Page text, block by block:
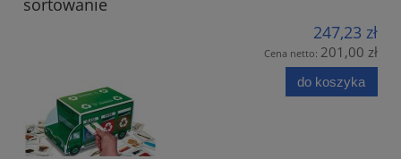
sortowanie
247,23 zł
Cena netto: 201,00 zł
do koszyka